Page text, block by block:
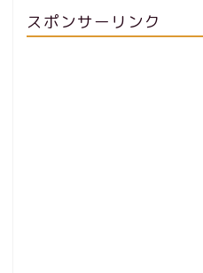
スポンサーリンク